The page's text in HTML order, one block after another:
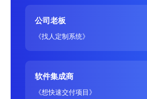
公司老板
《找人定制系统》
软件集成商
《想快速交付项目》